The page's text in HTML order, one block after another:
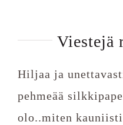
Viestejä
Hiljaa ja
pehmeää
olo..miten